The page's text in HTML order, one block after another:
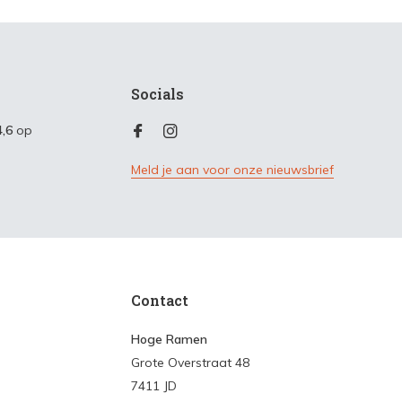
op
Socials
Meld je aan voor onze nieuwsbrief
Contact
Hoge Ramen
Grote Overstraat 48
7411 JD